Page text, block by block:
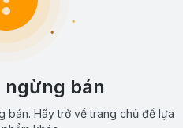
ngừng bán
bán. Hãy trở về trang chủ để lựa